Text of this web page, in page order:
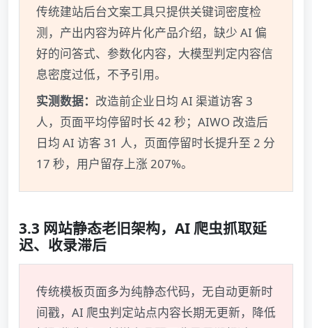
传统建站后台文案工具只提供关键词密度检
测，产出内容为碎片化产品介绍，缺少 AI 偏
好的问答式、参数化内容，大模型判定内容信
息密度过低，不予引用。
实测数据： 改造前企业日均 AI 渠道访客 3
人，页面平均停留时长 42 秒；AIWO 改造后
日均 AI 访客 31 人，页面停留时长提升至 2 分
17 秒，用户留存上涨 207%。
3.3 网站静态老旧架构，AI 爬虫抓取延
迟、收录滞后
传统模板页面多为纯静态代码，无自动更新时
间戳，AI 爬虫判定站点内容长期无更新，降低